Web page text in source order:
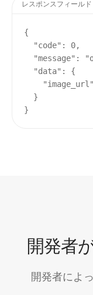
レスポンスフィールド
{
  "code": 0,
"message":
  "data": {
  }
}
開発者
開発者によ